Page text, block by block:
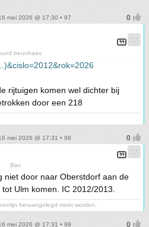
mei 2026 @ 17:30 • 97
beunhaas
rijtuigen komen wel dichter bij
door een 218
mei 2026 @ 17:31 • 98
Bier.
niet door naar Oberstdorf aan de
Ulm komen. IC 2012/2013.
heraangelegd moet worden.
mei 2026 @ 17:31 • 99